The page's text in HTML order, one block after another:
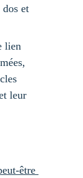
et
lien
leur
être